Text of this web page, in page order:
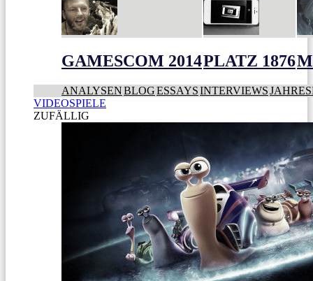
GAMESCOM 2014PLATZ 1876
ANALYSENBLOGESSAYSINTERVIEWS
VIDEOSPIELE
ZUFÄLLIG